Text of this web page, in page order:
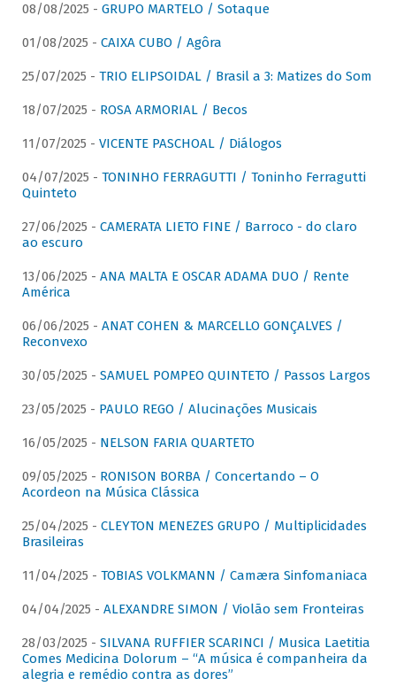
08/08/2025 - GRUPO MARTELO / Sotaque
01/08/2025 - CAIXA CUBO / Agôra
25/07/2025 - TRIO ELIPSOIDAL / Brasil a 3: Matizes do Som
18/07/2025 - ROSA ARMORIAL / Becos
11/07/2025 - VICENTE PASCHOAL / Diálogos
04/07/2025 - TONINHO FERRAGUTTI / Toninho Ferragutti
Quinteto
27/06/2025 - CAMERATA LIETO FINE / Barroco - do claro
ao escuro
13/06/2025 - ANA MALTA E OSCAR ADAMA DUO / Rente
América
06/06/2025 - ANAT COHEN & MARCELLO GONÇALVES /
Reconvexo
30/05/2025 - SAMUEL POMPEO QUINTETO / Passos Largos
23/05/2025 - PAULO REGO / Alucinações Musicais
16/05/2025 - NELSON FARIA QUARTETO
09/05/2025 - RONISON BORBA / Concertando – O
Acordeon na Música Clássica
25/04/2025 - CLEYTON MENEZES GRUPO / Multiplicidades
Brasileiras
11/04/2025 - TOBIAS VOLKMANN / Camæra Sinfomaniaca
04/04/2025 - ALEXANDRE SIMON / Violão sem Fronteiras
28/03/2025 - SILVANA RUFFIER SCARINCI / Musica Laetitia
Comes Medicina Dolorum – “A música é companheira da
alegria e remédio contra as dores”